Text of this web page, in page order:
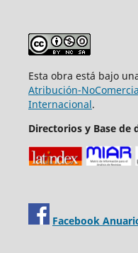
Esta obra está bajo
Atribución-
Internacional.
Directorios y Base de
Facebook